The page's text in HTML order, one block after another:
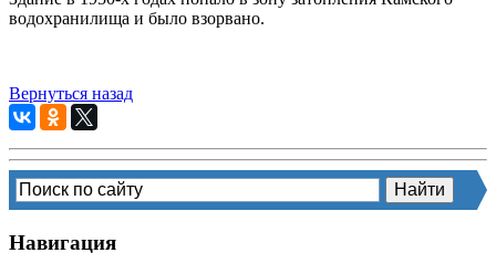
водохранилища и было взорвано.
Вернуться назад
Навигация